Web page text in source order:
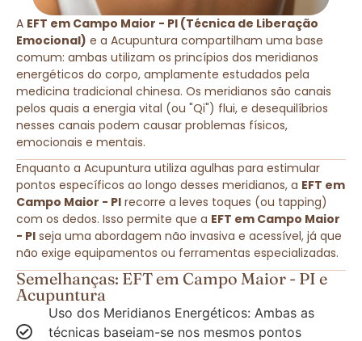
A EFT em Campo Maior - PI (Técnica de Liberação
Emocional) e a Acupuntura compartilham uma base
comum: ambas utilizam os princípios dos meridianos
energéticos do corpo, amplamente estudados pela
medicina tradicional chinesa. Os meridianos são canais
pelos quais a energia vital (ou "Qi") flui, e desequilíbrios
nesses canais podem causar problemas físicos,
emocionais e mentais.
Enquanto a Acupuntura utiliza agulhas para estimular
pontos específicos ao longo desses meridianos, a EFT em
Campo Maior - PI recorre a leves toques (ou tapping)
com os dedos. Isso permite que a EFT em Campo Maior
- PI seja uma abordagem não invasiva e acessível, já que
não exige equipamentos ou ferramentas especializadas.
Semelhanças: EFT em Campo Maior - PI e
Acupuntura
Uso dos Meridianos Energéticos: Ambas as
técnicas baseiam-se nos mesmos pontos